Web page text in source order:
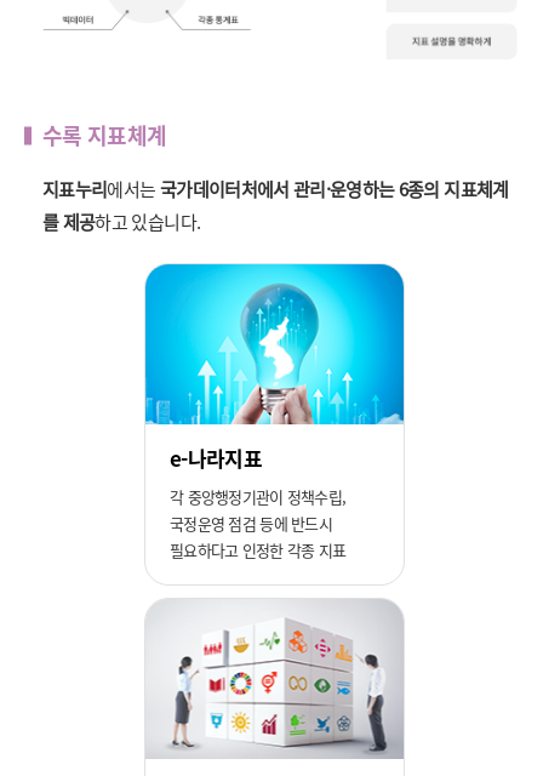
수록 지표체계
지표누리에서는국가데이터처에서 관리·운영하는 6종의 지표체계
를 제공하고 있습니다.
e-나라지표
각 중앙행정기관이 정책수립,
국정운영 점검 등에 반드시
필요하다고 인정한 각종 지표